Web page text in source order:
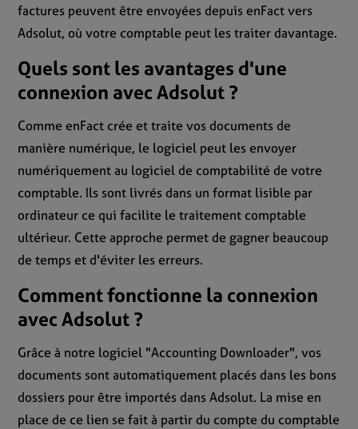
factures peuvent être envoyées depuis enFact vers
Adsolut, où votre comptable peut les traiter davantage.
Quels sont les avantages d'une
connexion avec Adsolut ?
Comme enFact crée et traite vos documents de
manière numérique, le logiciel peut les envoyer
numériquement au logiciel de comptabilité de votre
comptable. Ils sont livrés dans un format lisible par
ordinateur ce qui facilite le traitement comptable
ultérieur. Cette approche permet de gagner beaucoup
de temps et d'éviter les erreurs.
Comment fonctionne la connexion
avec Adsolut ?
Grâce à notre logiciel "Accounting Downloader", vos
documents sont automatiquement placés dans les bons
dossiers pour être importés dans Adsolut. La mise en
place de ce lien se fait à partir du compte du comptable